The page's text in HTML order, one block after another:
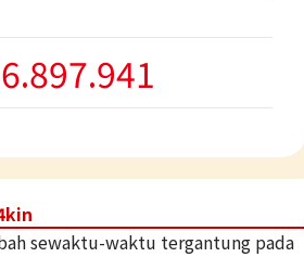
6.897.941
sewaktu-waktu tergantung pada